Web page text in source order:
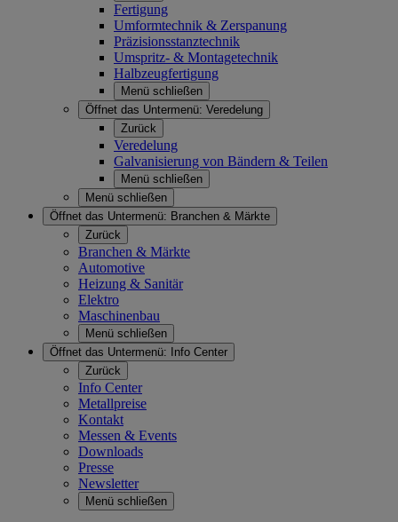
Fertigung
Umformtechnik & Zerspanung
Präzisionsstanztechnik
Umspritz- & Montagetechnik
Halbzeugfertigung
Menü schließen
Öffnet das Untermenü: Veredelung
Zurück
Veredelung
Galvanisierung von Bändern & Teilen
Menü schließen
Menü schließen
Öffnet das Untermenü: Branchen & Märkte
Zurück
Branchen & Märkte
Automotive
Heizung & Sanitär
Elektro
Maschinenbau
Menü schließen
Öffnet das Untermenü:
Info Center
Zurück
Info Center
Metallpreise
Kontakt
Messen & Events
Downloads
Presse
Newsletter
Menü schließen